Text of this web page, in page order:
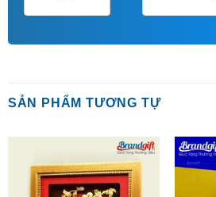
SẢN PHẨM TƯƠNG TỰ